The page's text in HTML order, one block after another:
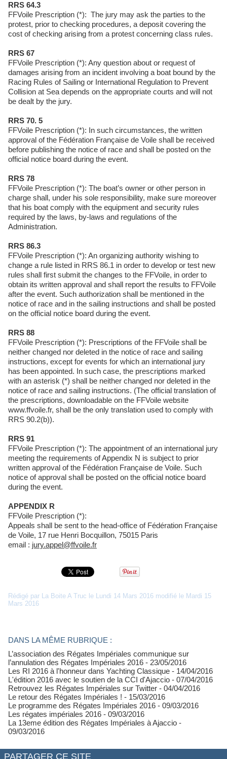
RRS 64.3
FFVoile Prescription (*): The jury may ask the parties to the
protest, prior to checking procedures, a deposit covering the
cost of checking arising from a protest concerning class rules.
RRS 67
FFVoile Prescription (*): Any question about or request of
damages arising from an incident involving a boat bound by the
Racing Rules of Sailing or International Regulation to Prevent
Collision at Sea depends on the appropriate courts and will not
be dealt by the jury.
RRS 70. 5
FFVoile Prescription (*): In such circumstances, the written
approval of the Fédération Française de Voile shall be received
before publishing the notice of race and shall be posted on the
official notice board during the event.
RRS 78
FFVoile Prescription (*): The boat’s owner or other person in
charge shall, under his sole responsibility, make sure moreover
that his boat comply with the equipment and security rules
required by the laws, by-laws and regulations of the
Administration.
RRS 86.3
FFVoile Prescription (*): An organizing authority wishing to
change a rule listed in RRS 86.1 in order to develop or test new
rules shall first submit the changes to the FFVoile, in order to
obtain its written approval and shall report the results to FFVoile
after the event. Such authorization shall be mentioned in the
notice of race and in the sailing instructions and shall be posted
on the official notice board during the event.
RRS 88
FFVoile Prescription (*): Prescriptions of the FFVoile shall be
neither changed nor deleted in the notice of race and sailing
instructions, except for events for which an international jury
has been appointed. In such case, the prescriptions marked
with an asterisk (*) shall be neither changed nor deleted in the
notice of race and sailing instructions. (The official translation of
the prescriptions, downloadable on the FFVoile website
www.ffvoile.fr, shall be the only translation used to comply with
RRS 90.2(b)).
RRS 91
FFVoile Prescription (*): The appointment of an international jury
meeting the requirements of Appendix N is subject to prior
written approval of the Fédération Française de Voile. Such
notice of approval shall be posted on the official notice board
during the event.
APPENDIX R
FFVoile Prescription (*):
Appeals shall be sent to the head-office of Fédération Française
de Voile, 17 rue Henri Bocquillon, 75015 Paris
email : jury.appel@ffvoile.fr
Rédigé par La Boite A Truc le Lundi 14 Mars 2016 modifié le Mardi 15
Mars 2016
DANS LA MÊME RUBRIQUE :
L’association des Régates Impériales communique sur
l’annulation des Régates Impériales 2016 - 23/05/2016
Les RI 2016 à l'honneur dans Yachting Classique - 14/04/2016
L'édition 2016 avec le soutien de la CCI d'Ajaccio - 07/04/2016
Retrouvez les Régates Impériales sur Twitter - 04/04/2016
Le retour des Régates Impériales ! - 15/03/2016
Le programme des Régates Impériales 2016 - 09/03/2016
Les régates impériales 2016 - 09/03/2016
La 13eme édition des Régates Impériales à Ajaccio -
09/03/2016
PARTAGER CE SITE